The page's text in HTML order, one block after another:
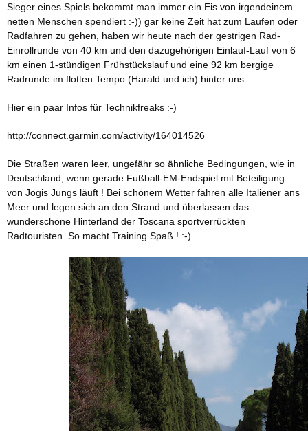
Sieger eines Spiels bekommt man immer ein Eis von irgendeinem
netten Menschen spendiert :-)) gar keine Zeit hat zum Laufen oder
Radfahren zu gehen, haben wir heute nach der gestrigen Rad-
Einrollrunde von 40 km und den dazugehörigen Einlauf-Lauf von 6
km einen 1-stündigen Frühstückslauf und eine 92 km bergige
Radrunde im flotten Tempo (Harald und ich) hinter uns.
Hier ein paar Infos für Technikfreaks :-)
http://connect.garmin.com/activity/164014526
Die Straßen waren leer, ungefähr so ähnliche Bedingungen, wie in
Deutschland, wenn gerade Fußball-EM-Endspiel mit Beteiligung
von Jogis Jungs läuft ! Bei schönem Wetter fahren alle Italiener ans
Meer und legen sich an den Strand und überlassen das
wunderschöne Hinterland der Toscana sportverrückten
Radtouristen. So macht Training Spaß ! :-)